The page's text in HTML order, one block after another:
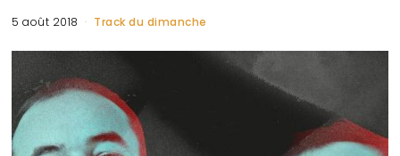
5 août 2018 Track du dimanche